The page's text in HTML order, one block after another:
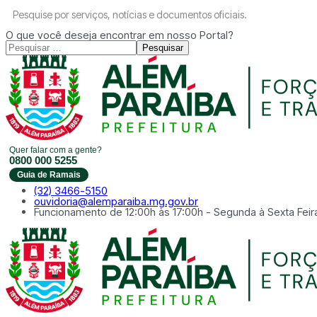
Pesquise por serviços, notícias e documentos oficiais.
O que você deseja encontrar em nosso Portal?
Pesquisar
Quer falar com a gente?
0800 000 5255
Guia de Ramais
(32) 3466-5150
ouvidoria@alemparaiba.mg.gov.br
Funcionamento de 12:00h às 17:00h - Segunda à Sexta